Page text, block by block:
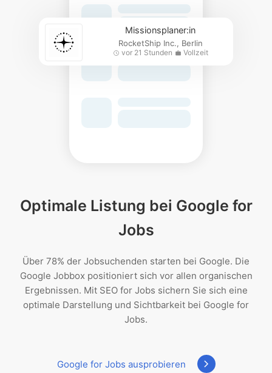
Missionsplaner:in
RocketShip Inc., Berlin
schedule vor 21 Stunden work Vollzeit
Optimale Listung bei Google for
Jobs
Über 78% der Jobsuchenden starten bei Google. Die
Google Jobbox positioniert sich vor allen organischen
Ergebnissen. Mit SEO for Jobs sichern Sie sich eine
optimale Darstellung und Sichtbarkeit bei Google for
Jobs.
Google for Jobs ausprobieren navigate_next